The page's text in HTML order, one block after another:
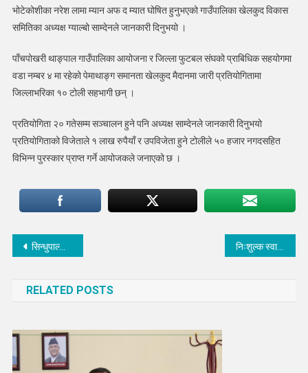
भोटेकोशीका नरेश लामा म्यान अफ द म्यात घोषित हुनुभएको गाउँपालिका खेलकुद विकास
समितिका अध्यक्ष ग्याल्बो साम्देनले जानकारी दिनुभयो ।
पाँचपोखरी थाङ्पाल गाउँपालिका आयोजना र जिल्ला फुटबल संघको प्राबिधिक सहयोगमा
वडा नम्बर ४ मा रहेको पेमाथाङ्ग समानता खेलकुद मैदानमा जारी प्रतियोगितामा
जिल्लाभरिका १० टोली सहभागी छन् ।
प्रतियोगिता २० गतेसम्म सञ्चालन हुने पनि अध्यक्ष साम्देनले जानकारी दिनुभयो
प्रतियोगिताको विजेताले १ लाख रुपैयाँ र उपविजेता हुने टोलीले ५० हजार नगदसहित
विभिन्न पुरस्कार प्राप्त गर्ने आयोजकले जनाएको छ ।
Post
सिन्धुपाल्चोक भूकम्पः एक कैदी घाइते, यी ठाउँमा भए क्षती निःशुल्क स्वास्थ्य शिविर बाहुनीपाटीमा शुरू
RELATED POSTS